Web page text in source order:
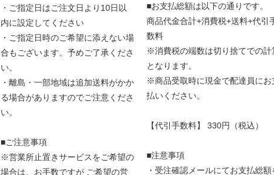
・ご指定日はご注文日より10日以
内に設定してください
・ご指定日時のご希望に添えない場
合もございます。予めご了承くださ
い。
・離島・一部地域は追加送料がかか
る場合がありますのでご注意くださ
い。
■ご注意事項
※営業所止置きサービスをご希望の
場合は、お手数ですが ご希望の営
■お支払総額は以下の通りです。
商品代金合計+消費税+送料+代引
数料
※消費税の端数は切り捨てでの計
となります。
※商品受取時に現金で配達員にお
払いください。
【代引手数料】 330円（税込）
■注意事項
・受注確認メールにてお支払総額